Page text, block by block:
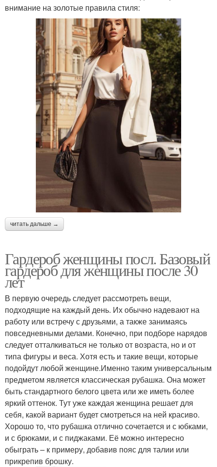
внимание на золотые правила стиля:
читать дальше →
Гардероб женщины посл. Базовый
гардероб для женщины после 30
лет
В первую очередь следует рассмотреть вещи,
подходящие на каждый день. Их обычно надевают на
работу или встречу с друзьями, а также занимаясь
повседневными делами. Конечно, при подборе нарядов
следует отталкиваться не только от возраста, но и от
типа фигуры и веса. Хотя есть и такие вещи, которые
подойдут любой женщине.Именно таким универсальным
предметом является классическая рубашка. Она может
быть стандартного белого цвета или же иметь более
яркий оттенок. Тут уже каждая женщина решает для
себя, какой вариант будет смотреться на ней красиво.
Хорошо то, что рубашка отлично сочетается и с юбками,
и с брюками, и с пиджаками. Её можно интересно
обыграть – к примеру, добавив пояс для талии или
прикрепив брошку.